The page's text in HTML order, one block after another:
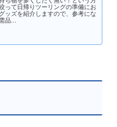
って日帰りツーリングの準備にお
ッズを紹介しますので、参考にな
品...